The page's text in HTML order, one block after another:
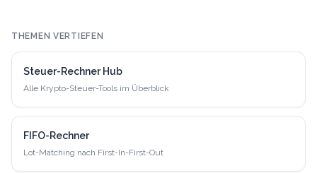
THEMEN VERTIEFEN
Steuer-Rechner Hub
Alle Krypto-Steuer-Tools im Überblick
FIFO-Rechner
Lot-Matching nach First-In-First-Out